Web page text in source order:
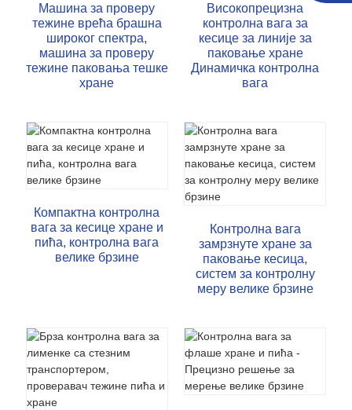
Машина за проверу
тежине врећа брашна
широког спектра,
машина за проверу
тежине паковања тешке
хране
Високопрецизна
контролна вага за
кесице за линије за
паковање хране
Динамичка контролна
вага
Компактна контролна
вага за кесице хране и
пића, контролна вага
велике брзине
Контролна вага
замрзнуте хране за
паковање кесица,
систем за контролну
меру велике брзине